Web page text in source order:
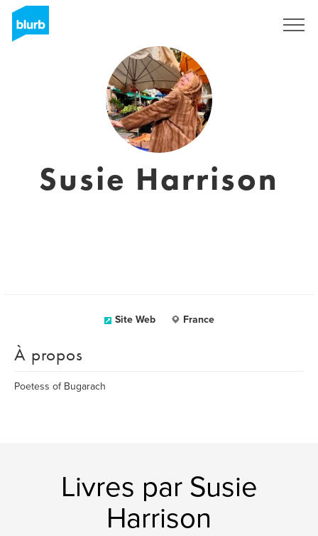
Susie Harrison
Site Web France
À propos
Poetess of Bugarach
Livres par Susie
Harrison